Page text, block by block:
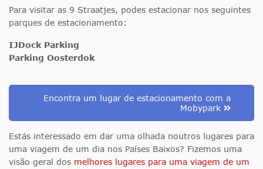
Para visitar as 9 Straatjes, podes estacionar nos seguintes
parques de estacionamento:
IJDock Parking
Parking Oosterdok
Encontra um lugar de estacionamento com a
Mobypark
Estás interessado em dar uma olhada noutros lugares para
uma viagem de um dia nos Países Baixos? Fizemos uma
visão geral dos melhores lugares para uma viagem de um